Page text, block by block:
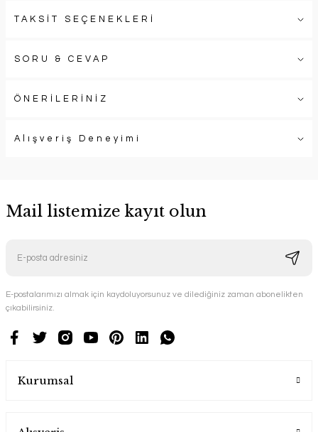
TAKSİT SEÇENEKLERİ
SORU & CEVAP
ÖNERİLERİNİZ
Alışveriş Deneyimi
Mail listemize kayıt olun
E-postalarımızı almak için kaydoluyorsunuz ve dilediğiniz zaman abonelikten
çıkabilirsiniz.
Kurumsal